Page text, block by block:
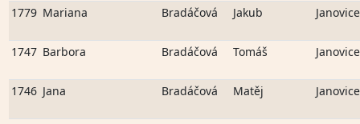
1779 Mariana Bradáčová Jakub Janovice
1747 Barbora Bradáčová Tomáš Janovice
1746 Jana Bradáčová Matěj Janovice